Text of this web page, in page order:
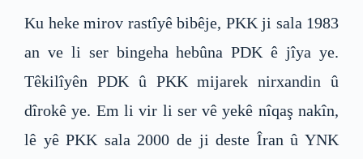
Ku heke mirov rastîyê bibêje, PKK ji sala 1983
an ve li ser bingeha hebûna PDK ê jîya ye.
Têkilîyên PDK û PKK mijarek nirxandin û
dîrokê ye. Em li vir li ser vê yekê nîqaş nakîn,
lê yê PKK sala 2000 de ji deste Îran û YNK